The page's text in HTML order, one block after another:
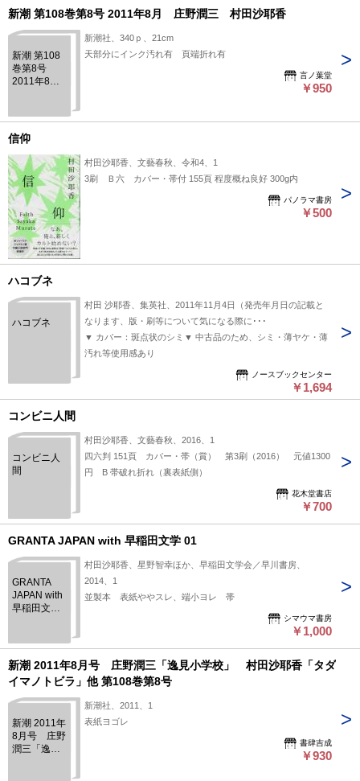
新潮 第108巻第8号 2011年8月 庄野潤三 村田沙耶香
新潮 第108
巻第8号
2011年8
耶香
新潮社、340ｐ、21cm
天部分にインク汚れ有 頁端折れ有
言ノ葉堂
￥950
信仰
村田沙耶香、文藝春秋、令和4、1
3刷 Ｂ六 カバー・帯付 155頁 程度概ね良好 300g内
パノラマ書房
￥500
ハコブネ
ハコブネ
村田 沙耶香、集英社、2011年11月4日（発売年月日の記載と
なります、版・刷等について気になる際に･･･
▼ カバー：斑点状のシミ▼ 中古品のため、シミ・薄ヤケ・薄
汚れ等使用感あり
ノースブックセンター
￥1,694
コンビニ人間
コンビニ人
間
村田沙耶香、文藝春秋、2016、1
四六判 151頁 カバー・帯（賞） 第3刷（2016） 元値1300
円 B 帯破れ折れ（裏表紙側）
花木堂書店
￥700
GRANTA JAPAN with 早稲田文学 01
GRANTA
JAPAN with
早稲田文学
村田沙耶香、星野智幸ほか、早稲田文学会／早川書房、
2014、1
並製本 表紙ややスレ、端小ヨレ 帯
シマウマ書房
￥1,000
新潮 2011年8月号 庄野潤三「逸見小学校」 村田沙耶香「タダ
イマノトビラ」他 第108巻第8号
新潮 2011年
8月号 庄野
潤三「逸見
新潮社、2011、1
表紙ヨゴレ
書肆吉成
￥930